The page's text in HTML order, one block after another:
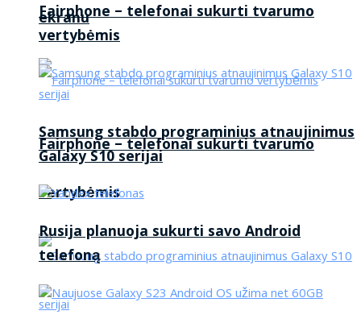
ekranu
Fairphone – telefonai sukurti tvarumo
vertybėmis
Fairphone – telefonai sukurti tvarumo
vertybėmis
Samsung stabdo programinius atnaujinimus
Galaxy S10 serijai
Rusija planuoja sukurti savo Android
telefoną